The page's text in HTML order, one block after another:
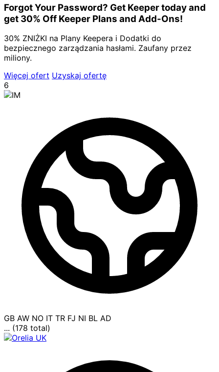
Forgot Your Password? Get Keeper today and
get 30% Off Keeper Plans and Add-Ons!
30% ZNIŻKI na Plany Keepera i Dodatki do
bezpiecznego zarządzania hasłami. Zaufany przez
miliony.
Więcej ofert Uzyskaj ofertę
6
GB AW NO IT TR FJ NI BL AD
... (178 total)